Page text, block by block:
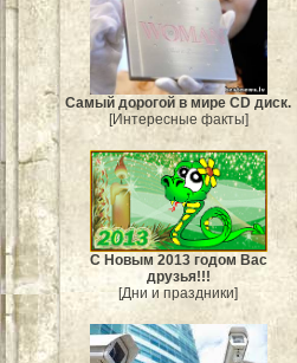
Самый дорогой в мире CD диск.
[Интересные факты]
С Новым 2013 годом Вас
друзья!!!
[Дни и праздники]